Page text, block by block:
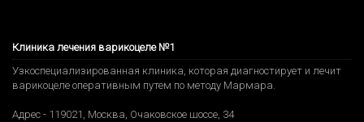
Клиника лечения варикоцеле №1
Узкоспециализированная клиника, которая диагностирует и лечит
варикоцеле оперативным путем по методу Мармара.
Адрес - 119021 , Москва, Очаковское шоссе, 34